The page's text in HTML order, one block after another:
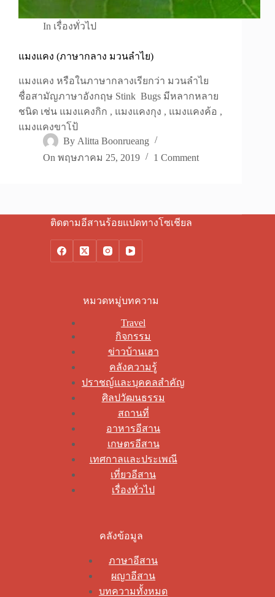
In เรื่องทั่วไป
แมงแคง (ภาษากลาง มวนลำไย)
แมงแคง หรือในภาษากลางเรียกว่า มวนลำไย
ชื่อสามัญภาษาอังกฤษ Stink Bugs มีหลากหลาย
ชนิด เช่น แมงแคงกิก , แมงแคงกุง , แมงแคงค้อ ,
แมงแคงขาโป้
By Alitta Boonrueang
On พฤษภาคม 25, 2019 1 Comment
ติดตามอีสานร้อยแปดทางโซเชียล
หมวดหมู่บทความ
Travel
กิจกรรม
ข่าวบ้านเฮา
คลังความรู้
ปราชญ์และบุคคลสำคัญ
ศิลปวัฒนธรรม
สถานที่
อาหารอีสาน
เกษตรอีสาน
เทศกาลและประเพณี
เที่ยวอีสาน
เรื่องทั่วไป
คลังข้อมูล
ภาษาอีสาน
ผญาอีสาน
บทความทั้งหมด